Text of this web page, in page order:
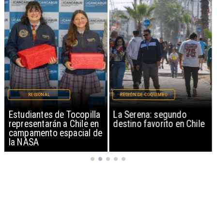
Estudiantes de Tocopilla
representarán a Chile en
campamento espacial de
la NASA
REGIONAL
La Serena: segundo
destino favorito en Chile
REGIÓN DE COQUIMBO